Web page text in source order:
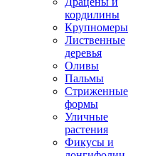
кордилины
Крупномеры
Лиственные
деревья
Оливы
Пальмы
Стриженные
формы
Уличные
растения
Фикусы и